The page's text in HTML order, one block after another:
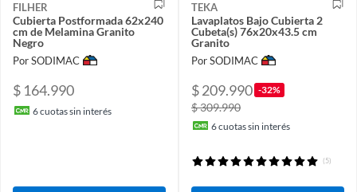
FILHER
Cubierta Postformada 62x240
cm de Melamina Granito
Negro
Por SODIMAC
$ 164.990
6cuotas sin interés
TEKA
Lavaplatos Bajo Cubierta 2
Cubeta(s) 76x20x43.5 cm
Granito
Por SODIMAC
$ 209.990 -32%
$ 309.990
6cuotas sin interés
(5)